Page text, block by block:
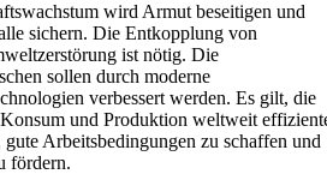
wird Armut beseitigen und
sichern. Die Entkopplung von
ist nötig. Die
sollen durch moderne
verbessert werden. Es gilt, die
und Produktion weltweit
Arbeitsbedingungen zu schaffen und
fördern.